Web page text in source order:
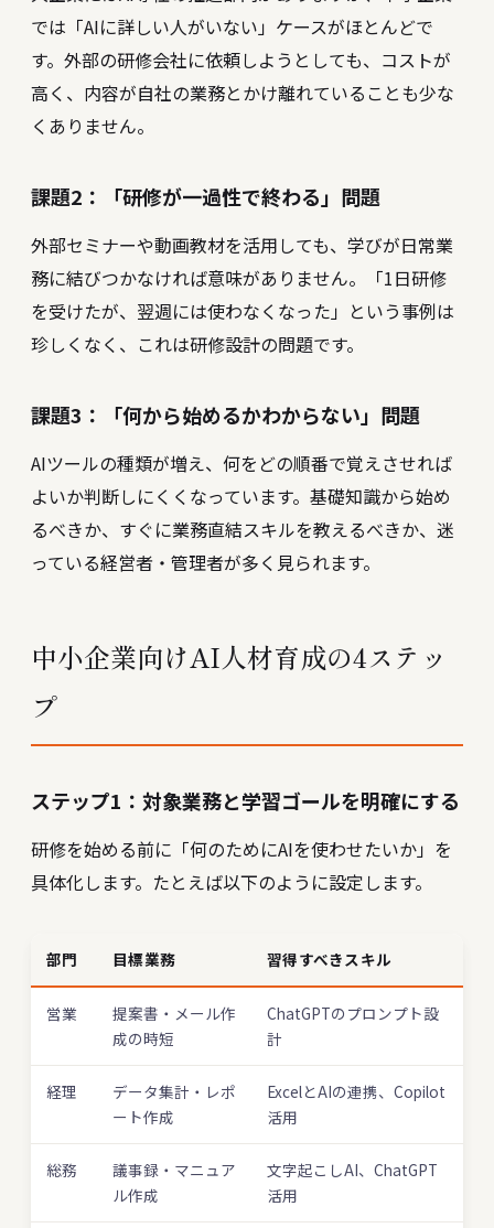
では「AIに詳しい人がいない」ケースがほとんどで
す。外部の研修会社に依頼しようとしても、コストが
高く、内容が自社の業務とかけ離れていることも少な
くありません。
課題2：「研修が一過性で終わる」問題
外部セミナーや動画教材を活用しても、学びが日常業
務に結びつかなければ意味がありません。「1日研修
を受けたが、翌週には使わなくなった」という事例は
珍しくなく、これは研修設計の問題です。
課題3：「何から始めるかわからない」問題
AIツールの種類が増え、何をどの順番で覚えさせれば
よいか判断しにくくなっています。基礎知識から始め
るべきか、すぐに業務直結スキルを教えるべきか、迷
っている経営者・管理者が多く見られます。
中小企業向けAI人材育成の4ステッ
プ
ステップ1：対象業務と学習ゴールを明確にする
研修を始める前に「何のためにAIを使わせたいか」を
具体化します。たとえば以下のように設定します。
部門 目標業務 習得すべきスキル
営業
提案書・メール作
成の時短
ChatGPTのプロンプト設
計
経理
データ集計・レポ
ート作成
ExcelとAIの連携、Copilot
活用
総務
議事録・マニュア
ル作成
文字起こしAI、ChatGPT
活用